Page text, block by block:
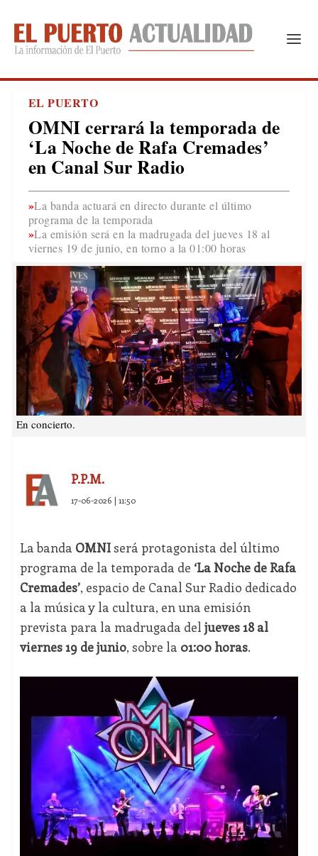
EL PUERTO
OMNI cerrará la temporada de
‘La Noche de Rafa Cremades’
en Canal Sur Radio
La banda actuará en directo durante el último
programa de la temporada
La emisión será en la madrugada del jueves 18 al
viernes 19 de junio, en torno a la 01:00 horas
En concierto.
P.P.M.
17-06-2026 | 11:50
La banda OMNIserá protagonista del último
programa de la temporada de ‘La Noche de Rafa
Cremades’, espacio de Canal Sur Radio dedicado
a la música y la cultura, en una emisión
prevista para la madrugada del jueves 18 al
viernes 19 de junio, sobre la 01:00 horas.